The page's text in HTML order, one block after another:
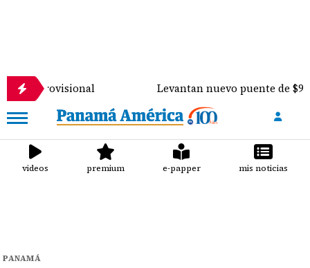
Levantan nuevo puente de $900 mil
videos premium e-papper mis noticias
PANAMÁ